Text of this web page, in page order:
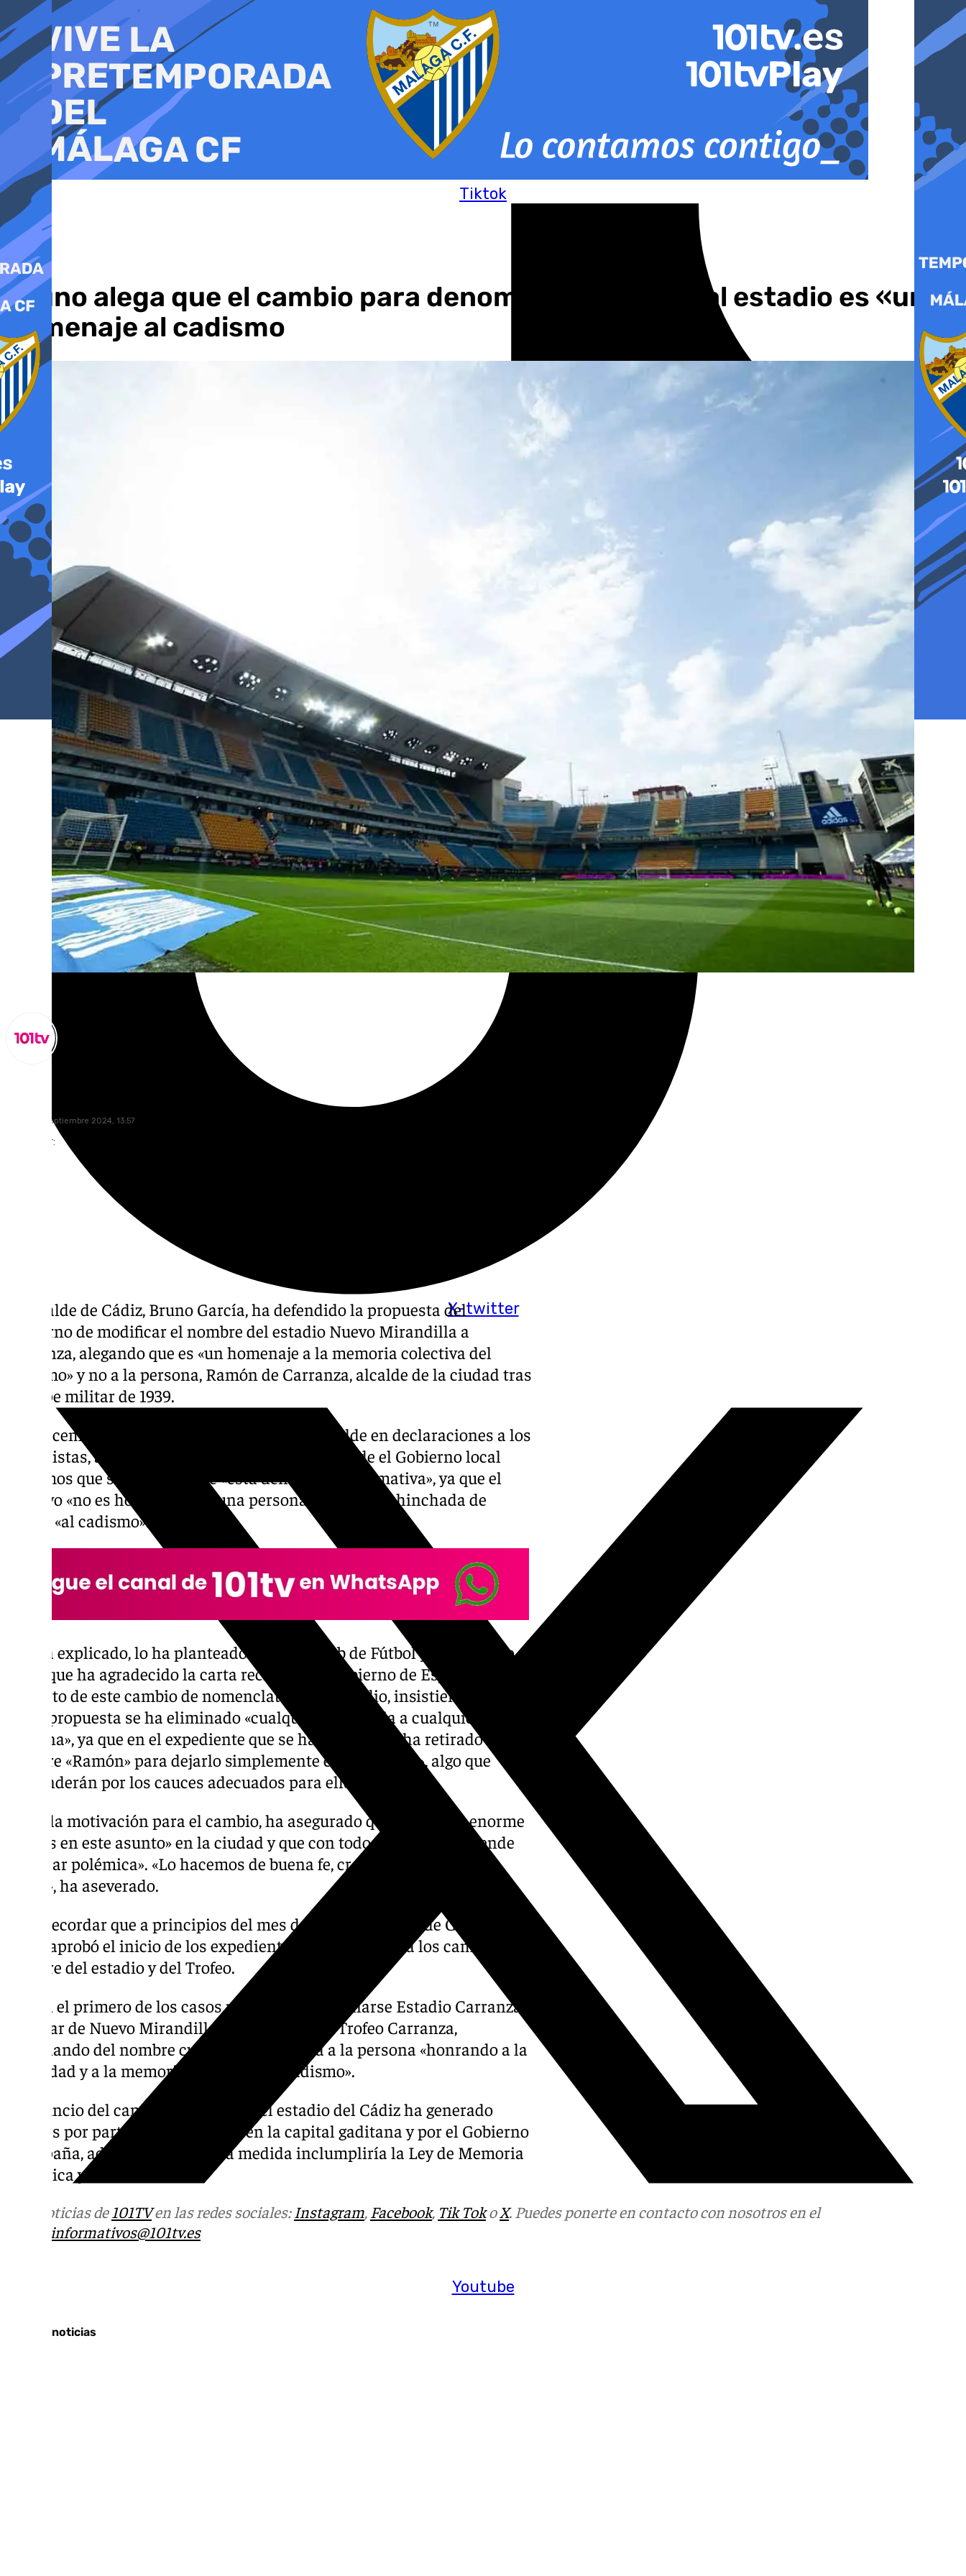
al
contenido
Tiktok
X-twitter
Youtube
Bruno alega que el cambio para denominar Carranza al estadio es «un
homenaje al cadismo
viernes, 6 septiembre 2024, 13:57
Compartir:
El alcalde de Cádiz, Bruno García, ha defendido la propuesta del
Gobierno de modificar el nombre del estadio Nuevo Mirandilla a
Carranza, alegando que es «un homenaje a la memoria colectiva del
cadismo» y no a la persona, Ramón de Carranza, alcalde de la ciudad tras
el golpe militar de 1939.
«Lo hacemos de buena fe», ha asegurado el alcalde en declaraciones a los
periodistas, a quienes les ha transmitido que desde el Gobierno local
«creemos que se puede» y que «está dentro de la normativa», ya que el
objetivo «no es homenajear a una persona» sino a una hinchada de
fútbol, «al cadismo».
Así, ha explicado, lo ha planteado el Cádiz Club de Fútbol y el Gobierno
local, que ha agradecido la carta recibida del Gobierno de España al
respecto de este cambio de nomenclatura del estadio, insistiendo en que
en su propuesta se ha eliminado «cualquier referencia a cualquier
persona», ya que en el expediente que se ha iniciado se ha retirado el
nombre «Ramón» para dejarlo simplemente en «Carranza», algo que
responderán por los cauces adecuados para ello.
Sobre la motivación para el cambio, ha asegurado que había «un enorme
interés en este asunto» en la ciudad y que con todo esto no se pretende
«generar polémica». «Lo hacemos de buena fe, creemos que se puede
hacer», ha aseverado.
Cabe recordar que a principios del mes de agosto la Junta de Gobierno
Local aprobó el inicio de los expedientes para proceder a los cambios de
nombre del estadio y del Trofeo.
Así, en el primero de los casos pasaría a denominarse Estadio Carranza,
en lugar de Nuevo Mirandilla, y en el segundo Trofeo Carranza,
eliminando del nombre cualquier referencia a la persona «honrando a la
identidad y a la memoria colectiva del cadismo».
El anuncio del cambio de nombre del estadio del Cádiz ha generado
críticas por parte de la oposición en la capital gaditana y por el Gobierno
de España, advirtiendo que esta medida inclumpliría la Ley de Memoria
Histórica y Democrática.
Más noticias de 101TVen las redes sociales: Instagram, Facebook, Tik TokoX. Puedes ponerte en contacto con nosotros en el
informativos@101tv.es
Últimas noticias